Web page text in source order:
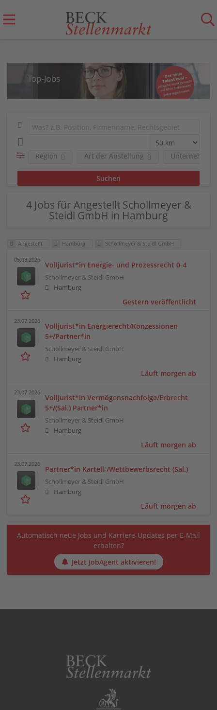
Region Art der Anstellung Unternehmen
4 Jobs für Angestellt Schollmeyer &
Steidl GmbH in Hamburg
Angestellt Hamburg Schollmeyer & Steidl GmbH
05.08.2026
Volljurist*in Energie- und Prozessrecht 0-4
Schollmeyer & Steidl GmbH
Hamburg
Gestern veröffentlicht
23.07.2026
Volljurist*in Energierecht/Konzessionen
5+/Partner*in
Schollmeyer & Steidl GmbH
Hamburg
Läuft morgen ab
23.07.2026
Volljurist*in Vermögensnachfolge/Erbrecht
5+/(Sal.) Partner*in
Schollmeyer & Steidl GmbH
Hamburg
Läuft morgen ab
23.07.2026
Partner*in Kartell-/Wettbewerbsrecht (Sal.)
Schollmeyer & Steidl GmbH
Hamburg
Läuft morgen ab
Automatisch neue Jobs und Karriere-Updates per E-Mail
erhalten?
Jetzt JobAgent aktivieren!